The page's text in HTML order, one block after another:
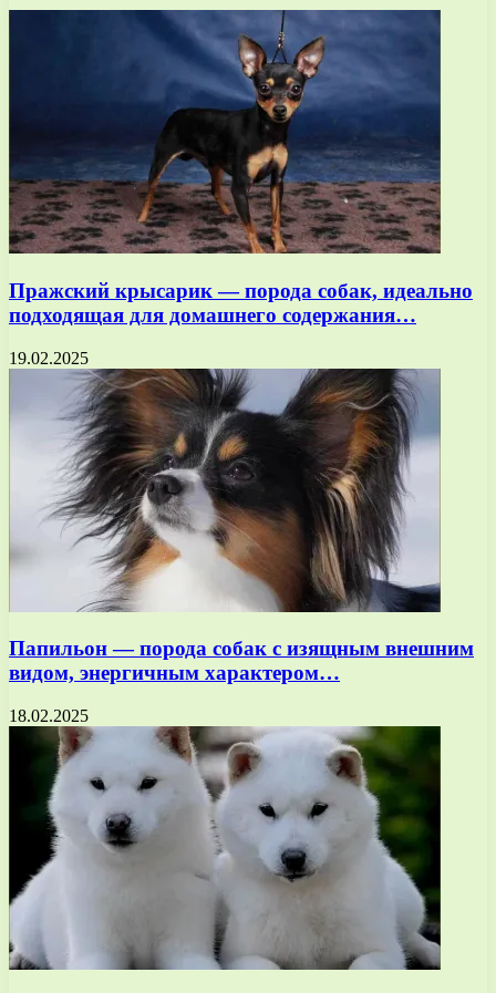
Пражский крысарик — порода собак, идеально
подходящая для домашнего содержания…
19.02.2025
Папильон — порода собак с изящным внешним
видом, энергичным характером…
18.02.2025